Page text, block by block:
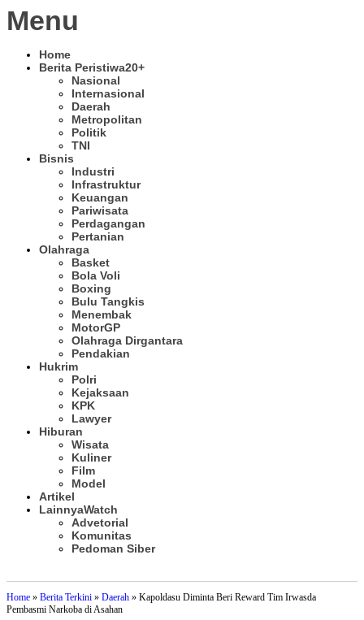
Menu
Home
Berita Peristiwa20+
Nasional
Internasional
Daerah
Metropolitan
Politik
TNI
Bisnis
Industri
Infrastruktur
Keuangan
Pariwisata
Perdagangan
Pertanian
Olahraga
Basket
Bola Voli
Boxing
Bulu Tangkis
Menembak
MotorGP
Olahraga Dirgantara
Pendakian
Hukrim
Polri
Kejaksaan
KPK
Lawyer
Hiburan
Wisata
Kuliner
Film
Model
Artikel
LainnyaWatch
Advetorial
Komunitas
Pedoman Siber
Home » Berita Terkini » Daerah » Kapoldasu Diminta Beri Reward Tim Irwasda
Pembasmi Narkoba di Asahan